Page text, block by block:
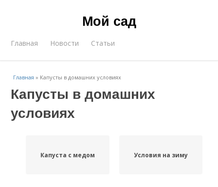
Мой сад
Главная Новости Статьи
Главная » Капусты в домашних условиях
Капусты в домашних
условиях
Капуста с медом Условия на зиму